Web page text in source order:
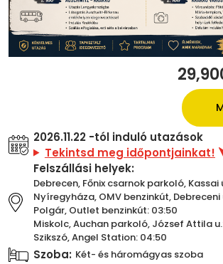
2026.11.22 -tól induló utazások
Tekintsd meg időpontjainkat!
Felszállási helyek:
Debrecen, Főnix csarnok parkoló, Kassai
Nyíregyháza, OMV benzinkút, Debreceni
Polgár, Outlet benzinkút: 03:50
Miskolc, Auchan parkoló, József Attila
Szikszó, Angel Station: 04:50
Szoba: Két- és háromágyas szoba